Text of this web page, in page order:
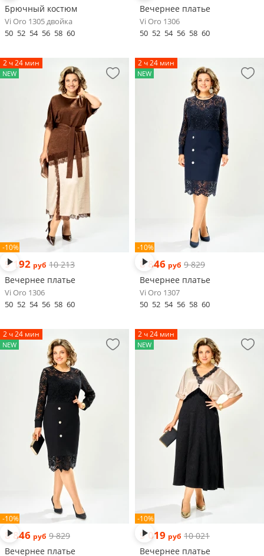
Брючный костюм
Vi Oro 1305 двойка
50 52 54 56 58 60
Вечернее платье
Vi Oro 1306
50 52 54 56 58 60
2 ч 24 мин
NEW
-10%
9 192 руб 10 213
Вечернее платье
Vi Oro 1306
50 52 54 56 58 60
2 ч 24 мин
NEW
-10%
8 846 руб 9 829
Вечернее платье
Vi Oro 1307
50 52 54 56 58 60
2 ч 24 мин
NEW
-10%
8 846 руб 9 829
Вечернее платье
2 ч 24 мин
NEW
-10%
9 019 руб 10 021
Вечернее платье